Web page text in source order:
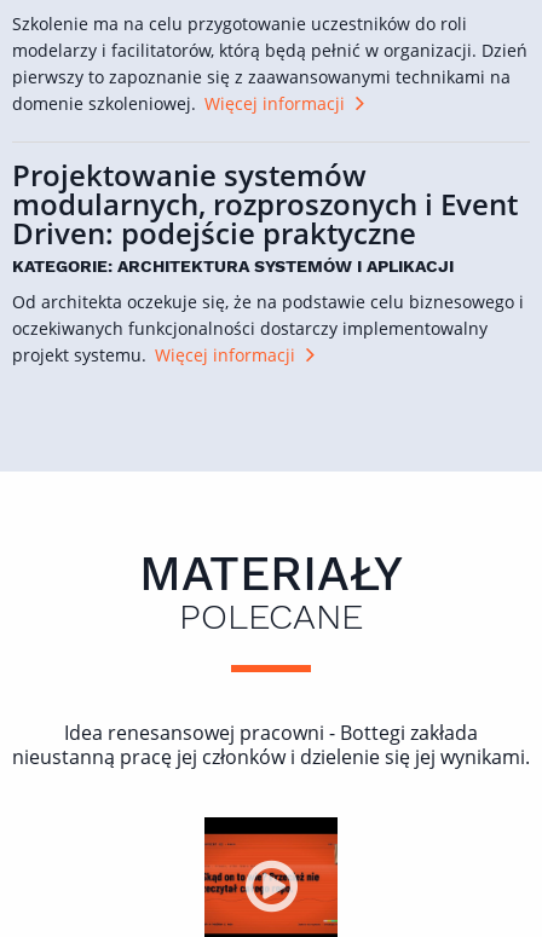
Szkolenie ma na celu przygotowanie uczestników do roli
modelarzy i facilitatorów, którą będą pełnić w organizacji. Dzień
pierwszy to zapoznanie się z zaawansowanymi technikami na
domenie szkoleniowej. Więcej informacji
Projektowanie systemów
modularnych, rozproszonych i Event
Driven: podejście praktyczne
KATEGORIE: ARCHITEKTURA SYSTEMÓW I APLIKACJI
Od architekta oczekuje się, że na podstawie celu biznesowego i
oczekiwanych funkcjonalności dostarczy implementowalny
projekt systemu. Więcej informacji
MATERIAŁY
POLECANE
Idea renesansowej pracowni - Bottegi zakłada
nieustanną pracę jej członków i dzielenie się jej wynikami.